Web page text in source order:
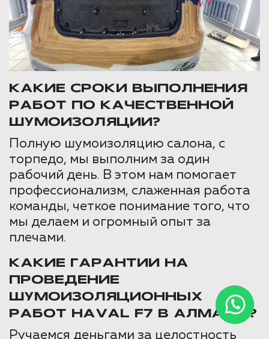
КАКИЕ СРОКИ ВЫПОЛНЕНИЯ
РАБОТ ПО КАЧЕСТВЕННОЙ
ШУМОИЗОЛЯЦИИ?
Полную шумоизоляцию салона, с
торпедо, мы выполним за один
рабочий день. В этом нам помогает
профессионализм, слаженная работа
команды, четкое понимание того, что
мы делаем и огромный опыт за
плечами.
КАКИЕ ГАРАНТИИ НА
ПРОВЕДЕНИЕ
ШУМОИЗОЛЯЦИОННЫХ
РАБОТ HAVAL F7 В АЛМАТЫ?
Ручаемся деньгами за целостность